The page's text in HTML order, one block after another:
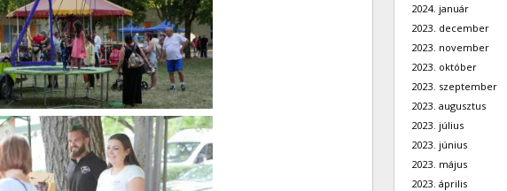
2024. január
2023. december
2023. november
2023. október
2023. szeptember
2023. augusztus
2023. július
2023. június
2023. május
2023. április